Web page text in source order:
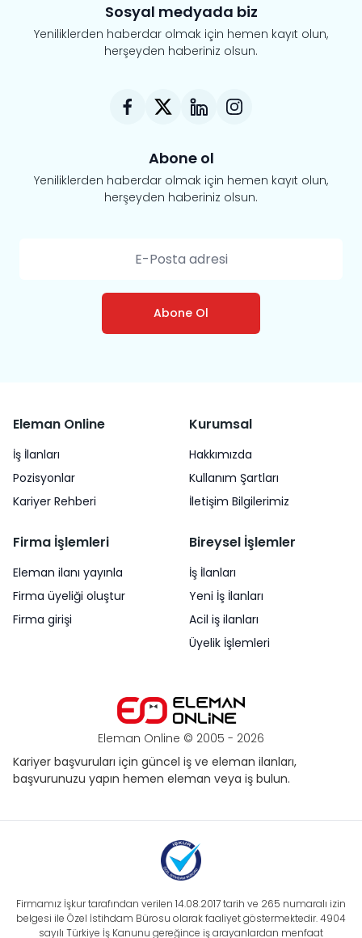
Sosyal medyada biz
Yeniliklerden haberdar olmak için hemen kayıt olun,
herşeyden haberiniz olsun.
Abone ol
Yeniliklerden haberdar olmak için hemen kayıt olun,
herşeyden haberiniz olsun.
Abone Ol
Eleman Online © 2005 - 2026
Kariyer başvuruları için güncel iş ve eleman ilanları,
başvurunuzu yapın hemen eleman veya iş bulun.
Eleman Online
İş İlanları
Pozisyonlar
Kariyer Rehberi
Kurumsal
Hakkımızda
Kullanım Şartları
İletişim Bilgilerimiz
Firma İşlemleri
Eleman ilanı yayınla
Firma üyeliği oluştur
Firma girişi
Bireysel İşlemler
İş İlanları
Yeni İş İlanları
Acil iş ilanları
Üyelik İşlemleri
Firmamız İşkur tarafından verilen 14.08.2017 tarih ve 265 numaralı izin
belgesi ile Özel İstihdam Bürosu olarak faaliyet göstermektedir. 4904
sayılı Türkiye İş Kanunu gereğince iş arayanlardan menfaat